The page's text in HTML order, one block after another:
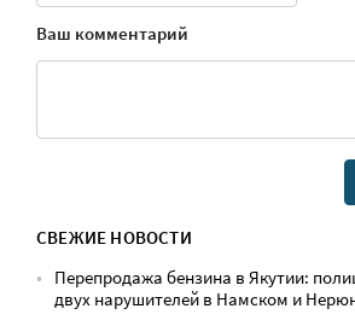
Ваш комментарий
СВЕЖИЕ НОВОСТИ
Перепродажа бензина в Якутии:
двух нарушителей в Намском и